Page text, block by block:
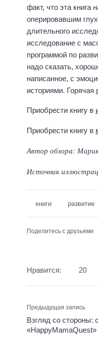
факт, что эта книга
оперировавшим
длительного
исследование с
программой по
надо сказать,
написанное, с
историями. Горячая
Приобрести книгу в
Приобрести книгу в
Автор обзора:
Источник
книги развитие
Поделитесь с друзьями
Нравится: 20
Предыдущая запись
Взгляд со стороны:
«HappyMamaQuest»